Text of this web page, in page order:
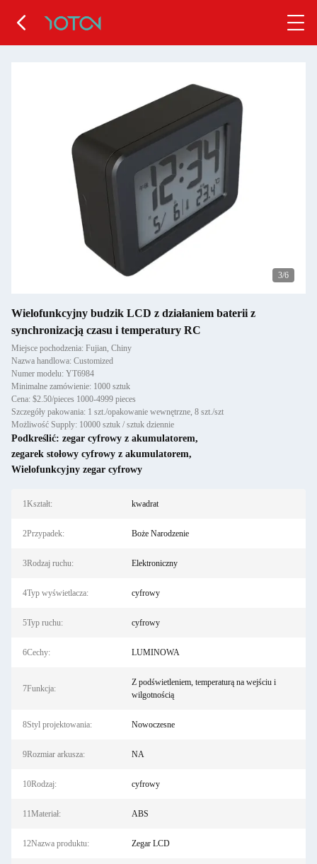
4/6
Wielofunkcyjny budzik LCD z działaniem baterii z
synchronizacją czasu i temperatury RC
Miejsce pochodzenia: Fujian, Chiny
Nazwa handlowa: Customized
Numer modelu: YT6984
Minimalne zamówienie: 1000 sztuk
Cena: $2.50/pieces 1000-4999 pieces
Szczegóły pakowania: 1 szt./opakowanie wewnętrzne, 8 szt./szt
Możliwość Supply: 10000 sztuk / sztuk dziennie
Podkreślić: zegar cyfrowy z akumulatorem,
zegarek stołowy cyfrowy z akumulatorem,
Wielofunkcyjny zegar cyfrowy
1Kształt: kwadrat
2Przypadek: Boże Narodzenie
3Rodzaj ruchu: Elektroniczny
4Typ wyświetlacza: cyfrowy
5Typ ruchu: cyfrowy
6Cechy: LUMINOWA
7Funkcja:
Z podświetleniem, temperaturą na wejściu i
wilgotnością
8Styl projektowania: Nowoczesne
9Rozmiar arkusza: NA
10Rodzaj: cyfrowy
11Materiał: ABS
12Nazwa produktu: Zegar LCD